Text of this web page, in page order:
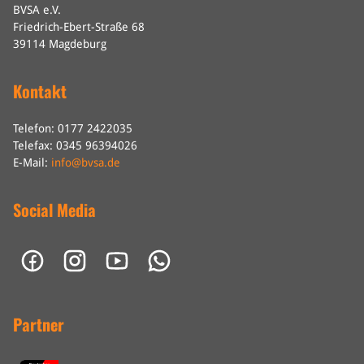
BVSA e.V.
Friedrich-Ebert-Straße 68
39114 Magdeburg
Kontakt
Telefon: 0177 2422035
Telefax: 0345 96394026
E-Mail: info@bvsa.de
Social Media
Partner